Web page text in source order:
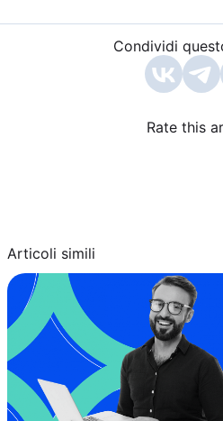
Condividi
Rate this
Articoli simili